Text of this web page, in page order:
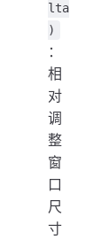
lta
)
：
相
对
调
整
窗
口
尺
寸